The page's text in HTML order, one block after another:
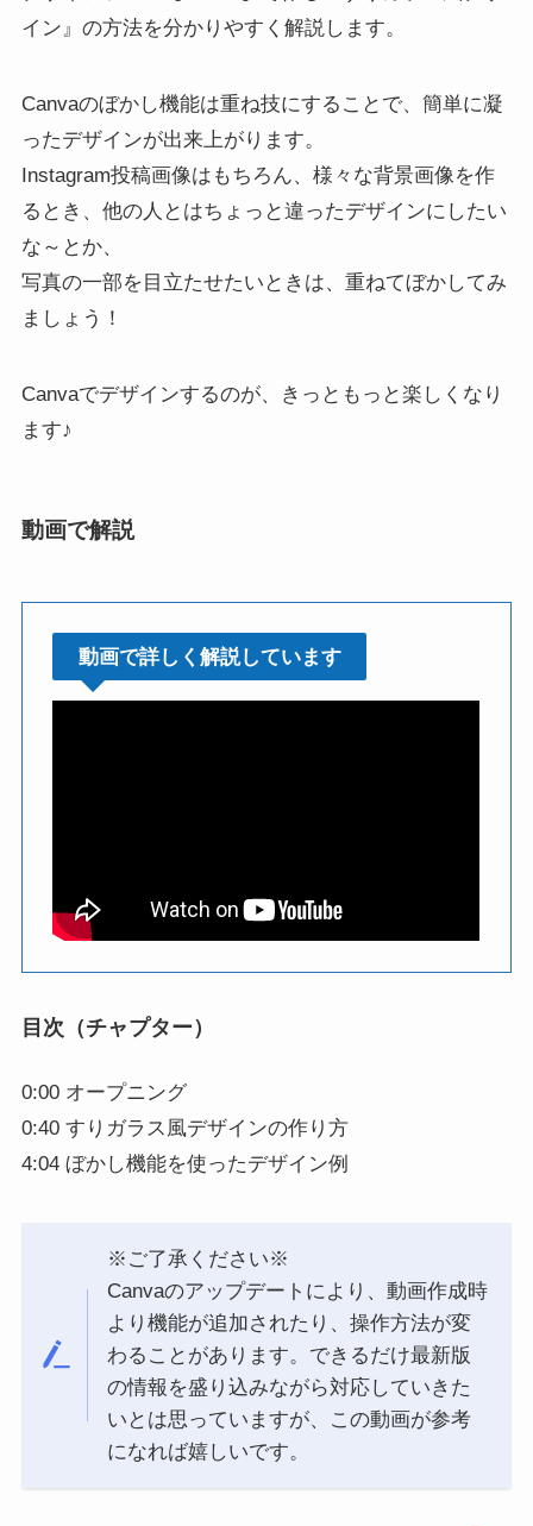
イン』の方法を分かりやすく解説します。
Canvaのぼかし機能は重ね技にすることで、簡単に凝
ったデザインが出来上がります。
Instagram投稿画像はもちろん、様々な背景画像を作
るとき、他の人とはちょっと違ったデザインにしたい
な～とか、
写真の一部を目立たせたいときは、重ねてぼかしてみ
ましょう！
Canvaでデザインするのが、きっともっと楽しくなり
ます♪
動画で解説
動画で詳しく解説しています
目次（チャプター）
0:00 オープニング
0:40 すりガラス風デザインの作り方
4:04 ぼかし機能を使ったデザイン例
※ご了承ください※
Canvaのアップデートにより、動画作成時
より機能が追加されたり、操作方法が変
わることがあります。できるだけ最新版
の情報を盛り込みながら対応していきた
いとは思っていますが、この動画が参考
になれば嬉しいです。